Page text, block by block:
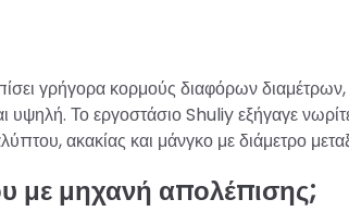
γρήγορα κορμούς διαφόρων διαμέτρων,
Το εργοστάσιο Shuliy εξήγαγε
ακακίας και μάνγκο με διάμετρο
με μηχανή απολέπισης;